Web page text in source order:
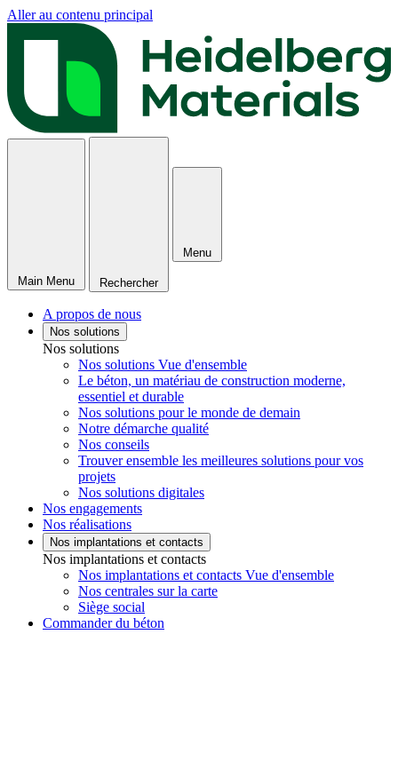
Aller au contenu principal
Main Menu Rechercher
Menu
A propos de nous
Nos solutions
Nos solutions
Nos solutions Vue d'ensemble
Le béton, un matériau de construction moderne,
essentiel et durable
Nos solutions pour le monde de demain
Notre démarche qualité
Nos conseils
Trouver ensemble les meilleures solutions pour vos
projets
Nos solutions digitales
Nos engagements
Nos réalisations
Nos implantations et contacts
Nos implantations et contacts
Nos implantations et contacts Vue d'ensemble
Nos centrales sur la carte
Siège social
Commander du béton